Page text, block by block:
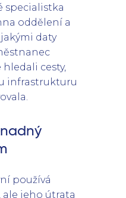
specialistka
oddělení a
daty
hledali cesty,
infrastrukturu
používá
jeho útrata